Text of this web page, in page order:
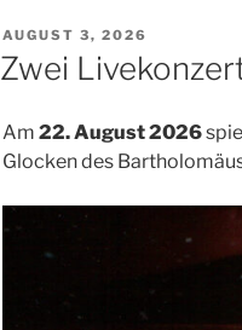
VERÖFFENTLICHT
AM
AUGUST 3, 2026
Zwei
Am 22. August 2026
Glocken des